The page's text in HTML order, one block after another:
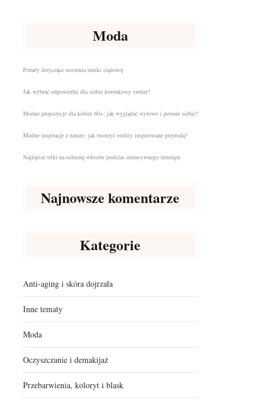
Moda
Porady dotyczące noszenia tuniki ciążowej
Jak wybrać odpowiedni dla siebie koronkowy sweter?
Modne propozycje dla kobiet 60+: jak wyglądać stylowo i pewnie siebie?
Modne inspiracje z natury: jak tworzyć outfity inspirowane przyrodą?
Najlepsze triki na ochronę włosów podczas intensywnego treningu
Najnowsze komentarze
Kategorie
Anti-aging i skóra dojrzała
Inne tematy
Moda
Oczyszczanie i demakijaż
Przebarwienia, koloryt i blask